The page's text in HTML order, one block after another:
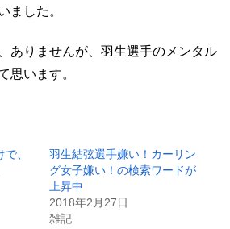
ました。
ありませんが、羽生選手のメンタル
思います。
、
羽生結弦選手嫌い！カーリン
グ女子嫌い！の検索ワードが
上昇中
2018年2月27日
雑記